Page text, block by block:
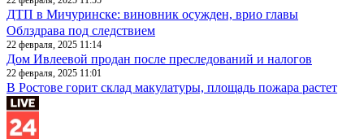
ДТП в Мичуринске: виновник осужден, врио главы
Облздрава под следствием
22 февраля, 2025 11:14
Дом Ивлеевой продан после преследований и налогов
22 февраля, 2025 11:01
В Ростове горит склад макулатуры, площадь пожара растет